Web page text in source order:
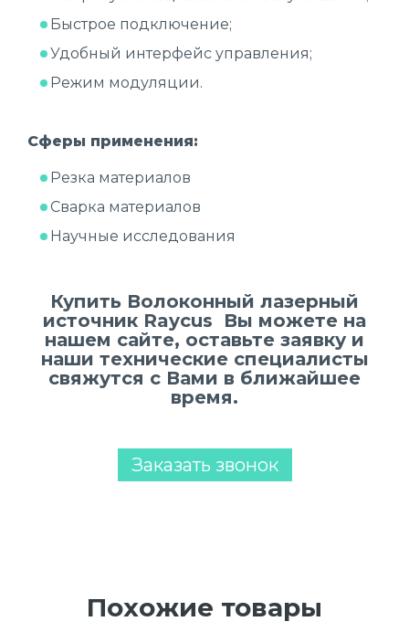
Быстрое подключение;
Удобный интерфейс управления;
Режим модуляции.
Сферы применения:
Резка материалов
Сварка материалов
Научные исследования
Купить Волоконный лазерный
источник Raycus Вы можете на
нашем сайте, оставьте заявку и
наши технические специалисты
свяжутся с Вами в ближайшее
время.
Заказать звонок
Похожие товары